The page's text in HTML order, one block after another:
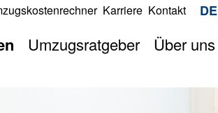
Jetzt anfragen
berechnen
Umzugsratgeber
Jetzt anfragen
Über uns
Karriere Kontakt DE